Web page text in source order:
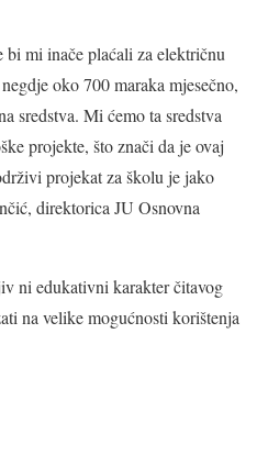
mi inače plaćali za električnu
oko 700 maraka mjesečno,
sredstva. Mi ćemo ta sredstva
projekte, što znači da je ovaj
projekat za školu je jako
direktorica JU Osnovna
ni edukativni karakter čitavog
na velike mogućnosti korištenja